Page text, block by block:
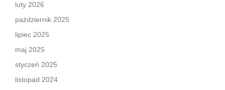
luty 2026
październik 2025
lipiec 2025
maj 2025
styczeń 2025
listopad 2024